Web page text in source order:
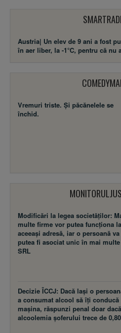
Austria| Un elev de 9 ani a fost
în aer liber, la -1°C, pentru că nu
Vremuri triste. Şi păcănelele se
închid.
Modificări la legea societăţilor:
multe firme vor putea funcţiona la
aceeaşi adresă, iar o persoană va
putea fi asociat unic în mai multe
SRL
Decizie ÎCCJ: Dacă laşi o
a consumat alcool să îţi conducă
maşina, răspunzi penal doar dacă
alcoolemia şoferului trece de